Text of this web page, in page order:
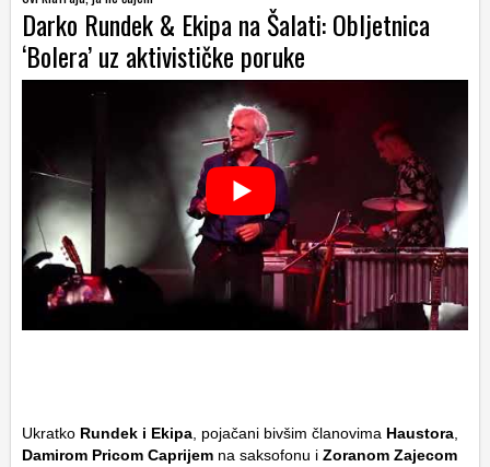
Darko Rundek & Ekipa na Šalati: Obljetnica
‘Bolera’ uz aktivističke poruke
Ukratko Rundek i Ekipa , pojačani bivšim članovima Haustora
Damirom Pricom Caprijem na saksofonu i Zoranom Zajecom